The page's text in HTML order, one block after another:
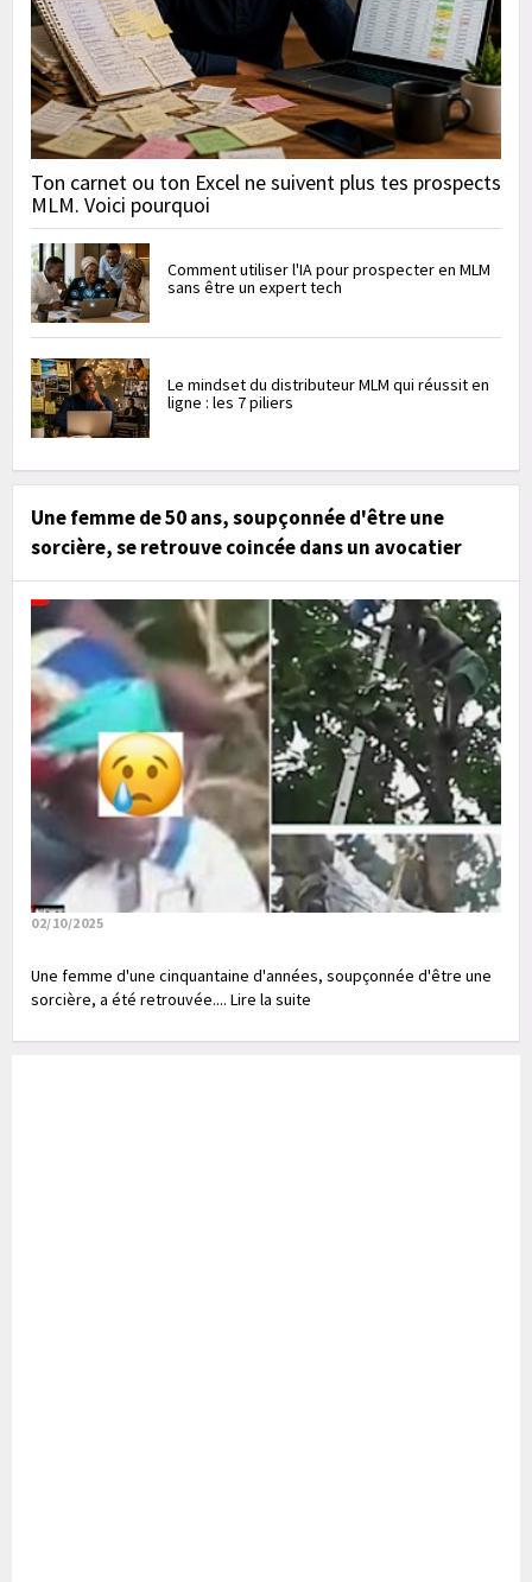
Ton carnet ou ton Excel ne suivent plus tes prospects
MLM. Voici pourquoi
Comment utiliser l'IA pour prospecter en MLM
sans être un expert tech
Le mindset du distributeur MLM qui réussit en
ligne : les 7 piliers
Une femme de 50 ans, soupçonnée d'être une
sorcière, se retrouve coincée dans un avocatier
02/10/2025
Une femme d'une cinquantaine d'années, soupçonnée d'être une
sorcière, a été retrouvée.... Lire la suite